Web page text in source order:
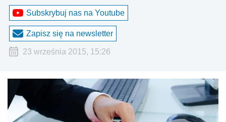
Subskrybuj nas na Youtube
Zapisz się na newsletter
23 września 2015, 15:26